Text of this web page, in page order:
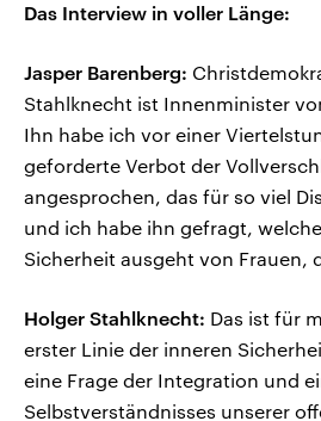
Das Interview in voller Länge:
Jasper Barenberg:
Stahlknecht ist Innenminister
Ihn habe ich vor einer
geforderte Verbot der
angesprochen, das für so viel
und ich habe ihn gefragt,
Sicherheit ausgeht von Frauen,
Holger Stahlknecht: Das ist für
erster Linie der inneren
eine Frage der Integration und
Selbstverständnisses unserer